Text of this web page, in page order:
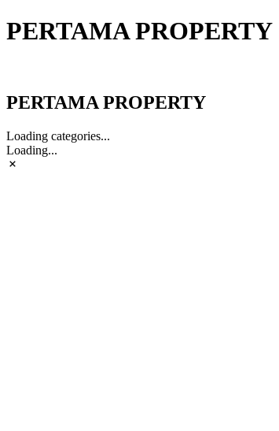
PERTAMA PROPERTY
PERTAMA PROPERTY
Loading categories...
Loading...